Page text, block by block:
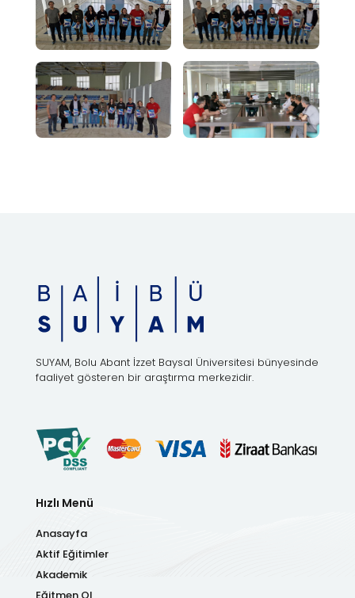
SUYAM, Bolu Abant İzzet Baysal Üniversitesi bünyesinde
faaliyet gösteren bir araştırma merkezidir.
Hızlı Menü
Anasayfa
Aktif Eğitimler
Akademik
Eğitmen Ol